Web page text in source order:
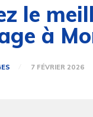
le
à
7 FÉVRIER 2026